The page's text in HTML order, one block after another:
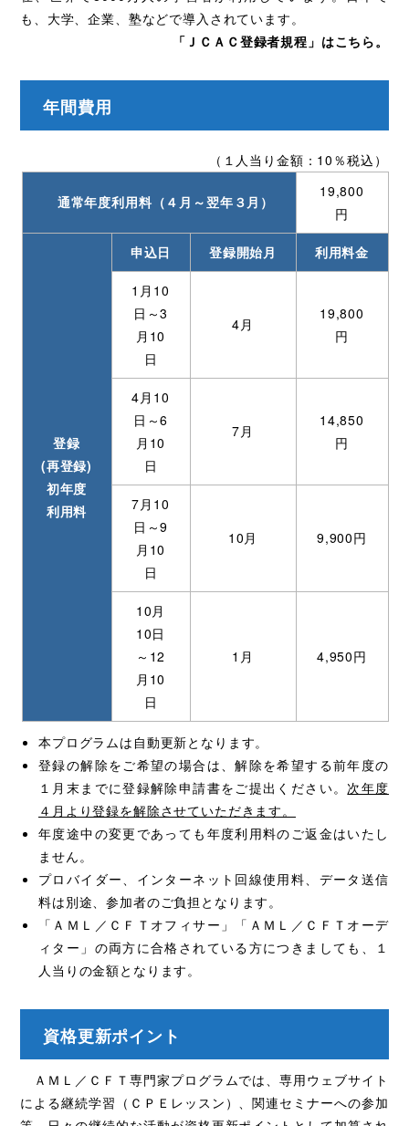
も、大学、企業、塾などで導入されています。
「ＪＣＡＣ登録者規程」はこちら。
年間費用
（１人当り金額：10％税込）
通常年度利用料（４月～翌年３月）
19,800
円
登録
(再登録)
初年度
利用料
申込日 登録開始月 利用料金
1月10
日～3
月10
日
4月
19,800
円
4月10
日～6
月10
日
7月
14,850
円
7月10
日～9
月10
日
10月 9,900円
10月
10日
～12
月10
日
1月 4,950円
本プログラムは自動更新となります。
登録の解除をご希望の場合は、解除を希望する前年度の
１月末までに登録解除申請書をご提出ください。 次年度
４月より登録を解除させていただきます。
年度途中の変更であっても年度利用料のご返金はいたし
ません。
プロバイダー、インターネット回線使用料、データ送信
料は別途、参加者のご負担となります。
「ＡＭＬ／ＣＦＴオフィサー」「ＡＭＬ／ＣＦＴオーデ
ィター」の両方に合格されている方につきましても、１
人当りの金額となります。
資格更新ポイント
ＡＭＬ／ＣＦＴ専門家プログラムでは、専用ウェブサイト
による継続学習（ＣＰＥレッスン）、関連セミナーへの参加